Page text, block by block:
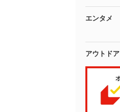
エンタメ
アウトドア